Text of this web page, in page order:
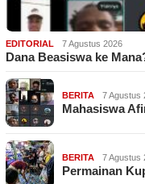
EDITORIAL 7 Agustus 2026
Dana Beasiswa ke
BERITA 7 Agustus
Mahasiswa
BERITA 7 Agustus
Permainan